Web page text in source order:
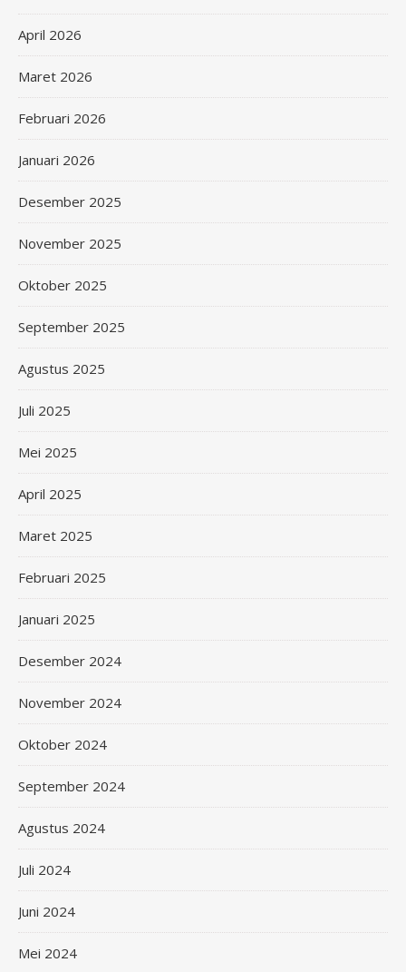
April 2026
Maret 2026
Februari 2026
Januari 2026
Desember 2025
November 2025
Oktober 2025
September 2025
Agustus 2025
Juli 2025
Mei 2025
April 2025
Maret 2025
Februari 2025
Januari 2025
Desember 2024
November 2024
Oktober 2024
September 2024
Agustus 2024
Juli 2024
Juni 2024
Mei 2024